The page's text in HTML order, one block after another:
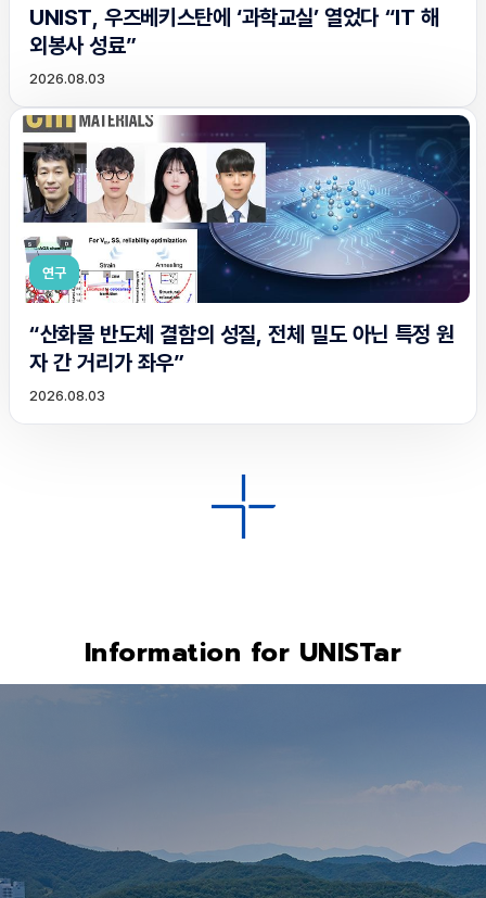
UNIST, 우즈베키스탄에 ‘과학교실’ 열었다 “IT 해
외봉사 성료”
2026.08.03
연구
“산화물 반도체 결함의 성질, 전체 밀도 아닌 특정 원
자 간 거리가 좌우”
2026.08.03
Information for UNISTar